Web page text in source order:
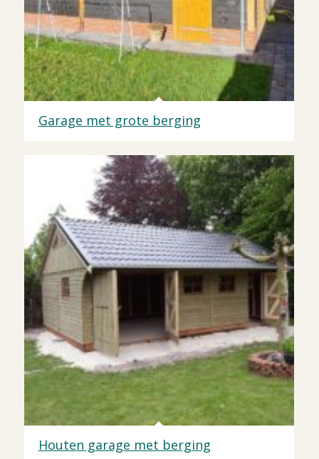
Garage met grote berging
Houten garage met berging